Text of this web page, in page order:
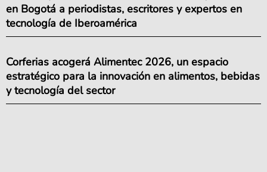
en Bogotá a periodistas, escritores y expertos en
tecnología de Iberoamérica
Corferias acogerá Alimentec 2026, un espacio
estratégico para la innovación en alimentos, bebidas
y tecnología del sector